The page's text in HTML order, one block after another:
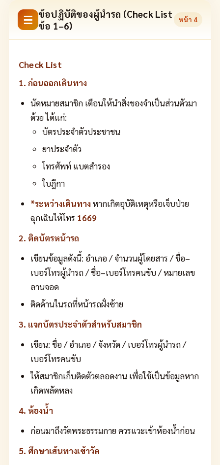
☰ ข้อปฏิบัติของผู้นำรถ (Check List
ข้อ 1–6)
หน้า 4
Check List
1. ก่อนออกเดินทาง
นัดหมายสมาชิก เตือนให้นำสิ่งของจำเป็นส่วนตัวมา
ด้วย ได้แก่:
บัตรประจำตัวประชาชน
ยาประจำตัว
โทรศัพท์ แบตสำรอง
ใบฎีกา
*ระหว่างเดินทางหากเกิดอุบัติเหตุหรือเจ็บป่วย
ฉุกเฉินให้โทร 1669
2. ติดบัตรหน้ารถ
เขียนข้อมูลดังนี้: อำเภอ / จำนวนผู้โดยสาร / ชื่อ–
เบอร์โทรผู้นำรถ / ชื่อ–เบอร์โทรคนขับ / หมายเลข
ลานจอด
ติดด้านในรถที่หน้ารถฝั่งซ้าย
3. แจกบัตรประจำตัวสำหรับสมาชิก
เขียน: ชื่อ / อำเภอ / จังหวัด / เบอร์โทรผู้นำรถ /
เบอร์โทรคนขับ
ให้สมาชิกเก็บติดตัวตลอดงาน เพื่อใช้เป็นข้อมูลหาก
เกิดพลัดหลง
4. ห้องน้ำ
ก่อนมาถึงวัดพระธรรมกาย ควรแวะเข้าห้องน้ำก่อน
5. ศึกษาเส้นทางเข้าวัด